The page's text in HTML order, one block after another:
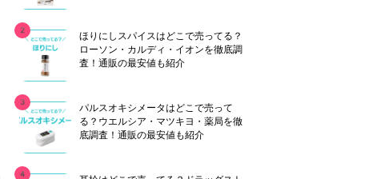
ほりにしスパイスはどこで売ってる？
ローソン・カルディ・イオンを徹底調
査！通販の最安値も紹介
パルスオキシメータはどこで売って
る？ウエルシア・マツキヨ・薬局を徹
底調査！通販の最安値も紹介